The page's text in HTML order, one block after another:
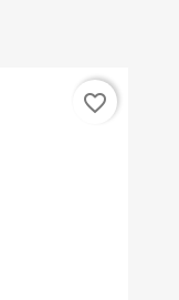
favorite_border